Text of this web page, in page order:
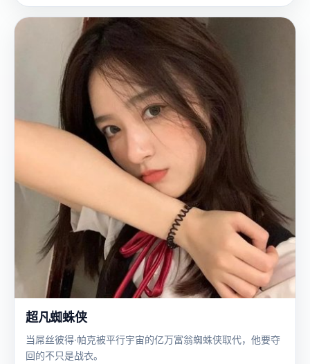
超凡蜘蛛侠
当屌丝彼得·帕克被平行宇宙的亿万富翁蜘蛛侠取代，他要夺
回的不只是战衣。